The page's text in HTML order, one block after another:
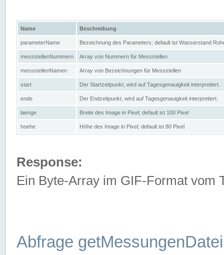
Name Beschreibung
parameterName Bezeichnung des Parameters; default ist Wasserstand
messstellenNummern Array von Nummern für Messstellen
messstellenNamen Array von Bezeichnungen für Messstellen
start Der Startzeitpunkt, wird auf Tagesgenauigkeit interpretiert.
ende Der Endzeitpunkt, wird auf Tagesgenauigkeit interpretiert.
laenge Breite des Image in Pixel; default ist 100 Pixel
hoehe Höhe des Image in Pixel; default ist 80 Pixel
Response:
Ein Byte-Array im GIF-Format vom
Abfrage getMessungenDatei